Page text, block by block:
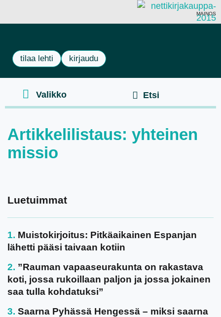
MAINOS
tilaa lehti kirjaudu
Artikkelilistaus: yhteinen
missio
Luetuimmat
Muistokirjoitus: Pitkäaikainen Espanjan
lähetti pääsi taivaan kotiin
”Rauman vapaaseurakunta on rakastava
koti, jossa rukoillaan paljon ja jossa jokainen
saa tulla kohdatuksi”
Saarna Pyhässä Hengessä – miksi saarna